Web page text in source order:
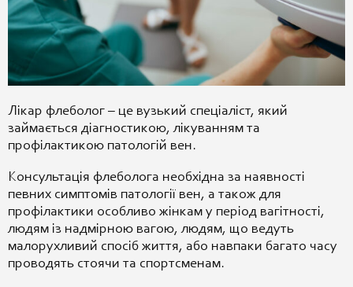
Лікар флеболог – це вузький спеціаліст, який
займається діагностикою, лікуванням та
профілактикою патологій вен.
Консультація флеболога необхідна за наявності
певних симптомів патології вен, а також для
профілактики особливо жінкам у період вагітності,
людям із надмірною вагою, людям, що ведуть
малорухливий спосіб життя, або навпаки багато часу
проводять стоячи та спортсменам.